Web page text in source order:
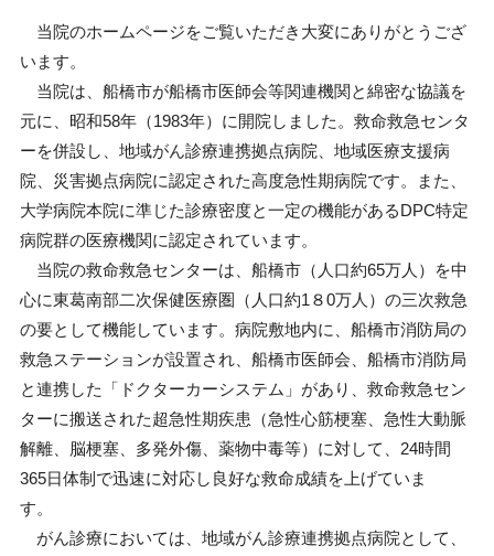
当院のホームページをご覧いただき大変にありがとうござ
います。
当院は、船橋市が船橋市医師会等関連機関と綿密な協議を
元に、昭和58年（1983年）に開院しました。救命救急センタ
ーを併設し、地域がん診療連携拠点病院、地域医療支援病
院、災害拠点病院に認定された高度急性期病院です。また、
大学病院本院に準じた診療密度と一定の機能があるDPC特定
病院群の医療機関に認定されています。
当院の救命救急センターは、船橋市（人口約65万人）を中
心に東葛南部二次保健医療圏（人口約1 ８0万人）の三次救急
の要として機能しています。病院敷地内に、船橋市消防局の
救急ステーションが設置され、船橋市医師会、船橋市消防局
と連携した「ドクターカーシステム」があり、救命救急セン
ターに搬送された超急性期疾患（急性心筋梗塞、急性大動脈
解離、脳梗塞、多発外傷、薬物中毒等）に対して、 24時間
365日体制で迅速に対応し良好な救命成績を上げていま
す。
がん診療においては、地域がん診療連携拠点病院として、